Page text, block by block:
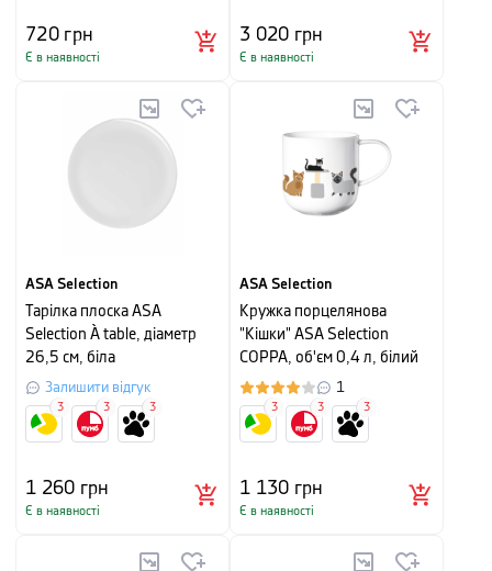
720грн
Є в наявності
3 020 грн
Є в наявності
ASA Selection
Тарілка плоска ASA
Selection À table, діаметр
26,5 см, біла
Залишити відгук
1 260 грн
Є в наявності
3 3 3
ASA Selection
Кружка порцелянова
"Кішки" ASA Selection
COPPA, об'єм 0,4 л, білий
1
1 130 грн
Є в наявності
3 3 3